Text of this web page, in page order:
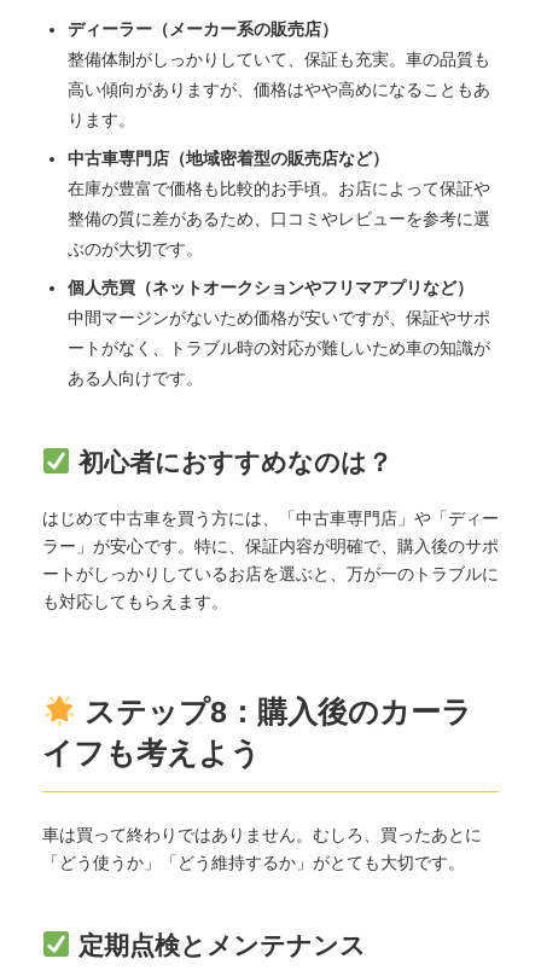
ディーラー（メーカー系の販売店）
整備体制がしっかりしていて、保証も充実。車の品質も
高い傾向がありますが、価格はやや高めになることもあ
ります。
中古車専門店（地域密着型の販売店など）
在庫が豊富で価格も比較的お手頃。お店によって保証や
整備の質に差があるため、口コミやレビューを参考に選
ぶのが大切です。
個人売買（ネットオークションやフリマアプリなど）
中間マージンがないため価格が安いですが、保証やサポ
ートがなく、トラブル時の対応が難しいため車の知識が
ある人向けです。
初心者におすすめなのは？
はじめて中古車を買う方には、「中古車専門店」や「ディー
ラー」が安心です。特に、保証内容が明確で、購入後のサポ
ートがしっかりしているお店を選ぶと、万が一のトラブルに
も対応してもらえます。
ステップ8：購入後のカーラ
イフも考えよう
車は買って終わりではありません。むしろ、買ったあとに
「どう使うか」「どう維持するか」がとても大切です。
定期点検とメンテナンス